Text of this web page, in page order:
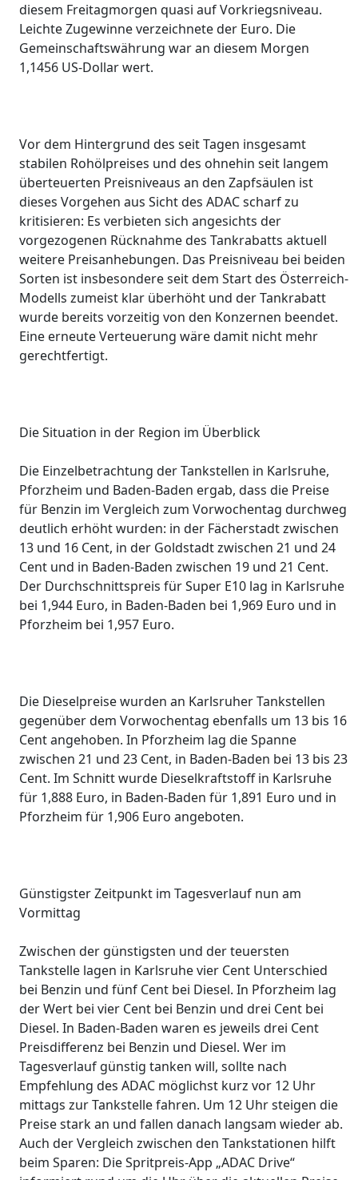
diesem Freitagmorgen quasi auf Vorkriegsniveau.
Leichte Zugewinne verzeichnete der Euro. Die
Gemeinschaftswährung war an diesem Morgen
1,1456 US-Dollar wert.
Vor dem Hintergrund des seit Tagen insgesamt
stabilen Rohölpreises und des ohnehin seit langem
überteuerten Preisniveaus an den Zapfsäulen ist
dieses Vorgehen aus Sicht des ADAC scharf zu
kritisieren: Es verbieten sich angesichts der
vorgezogenen Rücknahme des Tankrabatts aktuell
weitere Preisanhebungen. Das Preisniveau bei beiden
Sorten ist insbesondere seit dem Start des Österreich-
Modells zumeist klar überhöht und der Tankrabatt
wurde bereits vorzeitig von den Konzernen beendet.
Eine erneute Verteuerung wäre damit nicht mehr
gerechtfertigt.
Die Situation in der Region im Überblick
Die Einzelbetrachtung der Tankstellen in Karlsruhe,
Pforzheim und Baden-Baden ergab, dass die Preise
für Benzin im Vergleich zum Vorwochentag durchweg
deutlich erhöht wurden: in der Fächerstadt zwischen
13 und 16 Cent, in der Goldstadt zwischen 21 und 24
Cent und in Baden-Baden zwischen 19 und 21 Cent.
Der Durchschnittspreis für Super E10 lag in Karlsruhe
bei 1,944 Euro, in Baden-Baden bei 1,969 Euro und in
Pforzheim bei 1,957 Euro.
Die Dieselpreise wurden an Karlsruher Tankstellen
gegenüber dem Vorwochentag ebenfalls um 13 bis 16
Cent angehoben. In Pforzheim lag die Spanne
zwischen 21 und 23 Cent, in Baden-Baden bei 13 bis 23
Cent. Im Schnitt wurde Dieselkraftstoff in Karlsruhe
für 1,888 Euro, in Baden-Baden für 1,891 Euro und in
Pforzheim für 1,906 Euro angeboten.
Günstigster Zeitpunkt im Tagesverlauf nun am
Vormittag
Zwischen der günstigsten und der teuersten
Tankstelle lagen in Karlsruhe vier Cent Unterschied
bei Benzin und fünf Cent bei Diesel. In Pforzheim lag
der Wert bei vier Cent bei Benzin und drei Cent bei
Diesel. In Baden-Baden waren es jeweils drei Cent
Preisdifferenz bei Benzin und Diesel. Wer im
Tagesverlauf günstig tanken will, sollte nach
Empfehlung des ADAC möglichst kurz vor 12 Uhr
mittags zur Tankstelle fahren. Um 12 Uhr steigen die
Preise stark an und fallen danach langsam wieder ab.
Auch der Vergleich zwischen den Tankstationen hilft
beim Sparen: Die Spritpreis-App „ADAC Drive“